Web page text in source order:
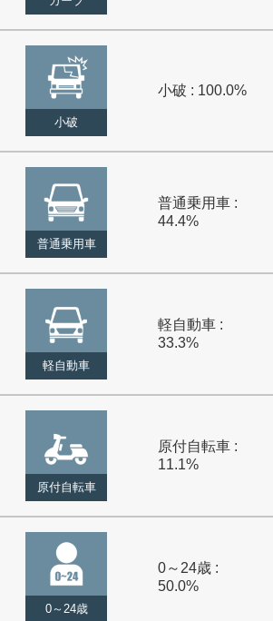
小破
小破 : 100.0%
普通乗用車
普通乗用車 :
44.4%
軽自動車
軽自動車 :
33.3%
原付自転車
原付自転車 :
11.1%
0～24歳
0～24歳 :
50.0%